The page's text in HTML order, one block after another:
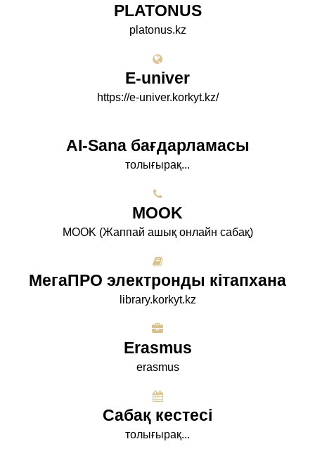
PLATONUS
platonus.kz
E-univer
https://e-univer.korkyt.kz/
AI-Sana бағдарламасы
толығырақ...
МООK
МООK (Жаппай ашық онлайн сабақ)
МегаПРО электронды кітапхана
library.korkyt.kz
Erasmus
erasmus
Сабақ кестесі
толығырақ...